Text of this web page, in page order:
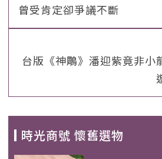
曾受肯定卻爭議不斷
台版《神鵰》潘迎紫竟非小
時光商號 懷舊選物